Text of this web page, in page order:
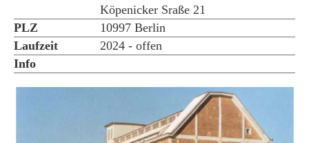
Köpenicker Sraße 21
PLZ
10997 Berlin
Laufzeit
2024 - offen
Info